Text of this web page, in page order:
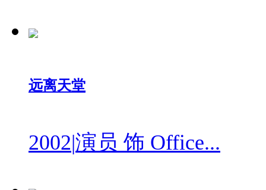
远离天堂
2002|演员 饰 Office...